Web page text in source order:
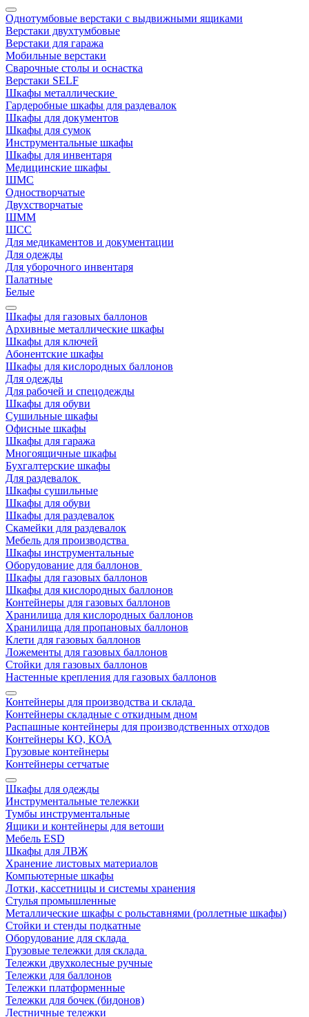
Однотумбовые верстаки с выдвижными ящиками
Верстаки двухтумбовые
Верстаки для гаража
Мобильные верстаки
Сварочные столы и оснастка
Верстаки SELF
Шкафы металлические
Гардеробные шкафы для раздевалок
Шкафы для документов
Шкафы для сумок
Инструментальные шкафы
Шкафы для инвентаря
Медицинские шкафы
ШМС
Одностворчатые
Двухстворчатые
ШММ
ШСС
Для медикаментов и документации
Для одежды
Для уборочного инвентаря
Палатные
Белые
Шкафы для газовых баллонов
Архивные металлические шкафы
Шкафы для ключей
Абонентские шкафы
Шкафы для кислородных баллонов
Для одежды
Для рабочей и спецодежды
Шкафы для обуви
Сушильные шкафы
Офисные шкафы
Шкафы для гаража
Многоящичные шкафы
Бухгалтерские шкафы
Для раздевалок
Шкафы сушильные
Шкафы для обуви
Шкафы для раздевалок
Скамейки для раздевалок
Мебель для производства
Шкафы инструментальные
Оборудование для баллонов
Шкафы для газовых баллонов
Шкафы для кислородных баллонов
Контейнеры для газовых баллонов
Хранилища для кислородных баллонов
Хранилища для пропановых баллонов
Клети для газовых баллонов
Ложементы для газовых баллонов
Стойки для газовых баллонов
Настенные крепления для газовых баллонов
Контейнеры для производства и склада
Контейнеры складные с откидным дном
Распашные контейнеры для производственных отходов
Контейнеры КО, КОА
Грузовые контейнеры
Контейнеры сетчатые
Шкафы для одежды
Инструментальные тележки
Тумбы инструментальные
Ящики и контейнеры для ветоши
Мебель ESD
Шкафы для ЛВЖ
Хранение листовых материалов
Компьютерные шкафы
Лотки, кассетницы и системы хранения
Стулья промышленные
Металлические шкафы с рольставнями (роллетные шкафы)
Стойки и стенды подкатные
Оборудование для склада
Грузовые тележки для склада
Тележки двухколесные ручные
Тележки для баллонов
Тележки платформенные
Тележки для бочек (бидонов)
Лестничные тележки